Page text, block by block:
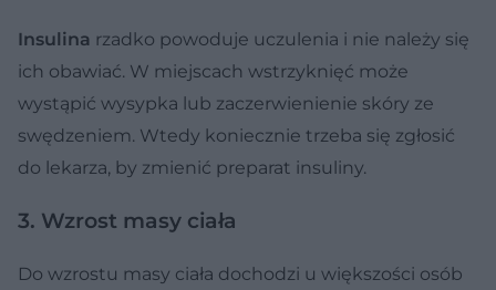
Insulina rzadko powoduje uczulenia i nie należy się
ich obawiać. W miejscach wstrzyknięć może
wystąpić wysypka lub zaczerwienienie skóry ze
swędzeniem. Wtedy koniecznie trzeba się zgłosić
do lekarza, by zmienić preparat insuliny.
3. Wzrost masy ciała
Do wzrostu masy ciała dochodzi u większości osób